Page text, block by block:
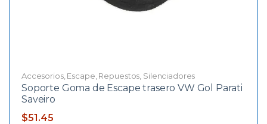
Accesorios, Escape Repuestos Silenciadores
Soporte Goma de Escape trasero VW Gol Parati
Saveiro
$51.45